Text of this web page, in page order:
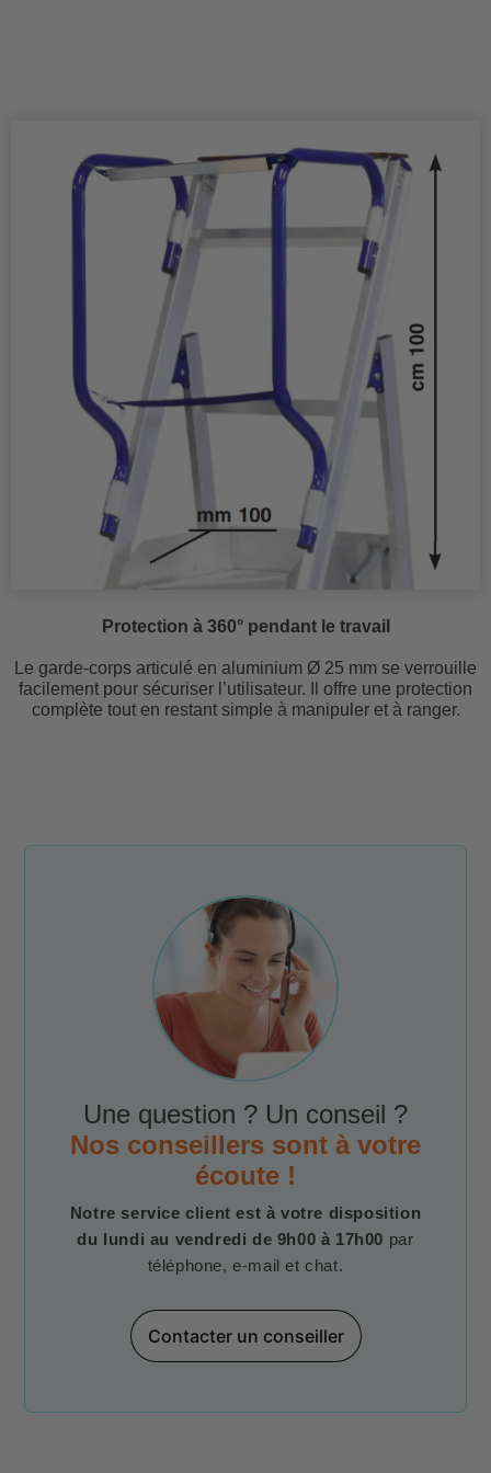
Protection à 360° pendant le travail
Le garde-corps articulé en aluminium Ø 25 mm se verrouille
facilement pour sécuriser l’utilisateur. Il offre une protection
complète tout en restant simple à manipuler et à ranger.
Une question ? Un conseil ?
Nos conseillers sont à votre
écoute !
Notre service client est à votre disposition
du lundi au vendredi de 9h00 à 17h00 par
téléphone, e-mail et chat.
Contacter un conseiller